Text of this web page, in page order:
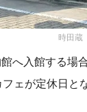
時田蔵
へ入館する場
ェが定休日